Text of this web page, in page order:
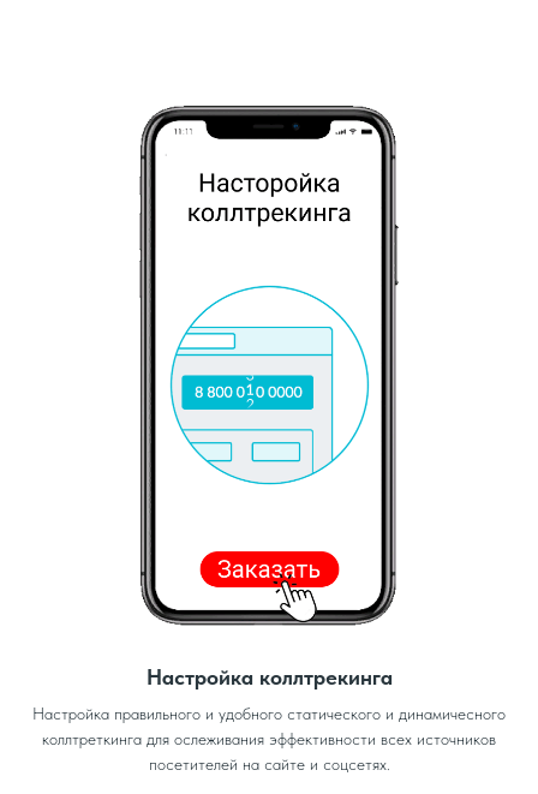
Настройка коллтрекинга
Настройка правильного и удобного статического и динамичесного
коллтреткинга для ослеживания эффективности всех источников
посетителей на сайте и соцсетях.